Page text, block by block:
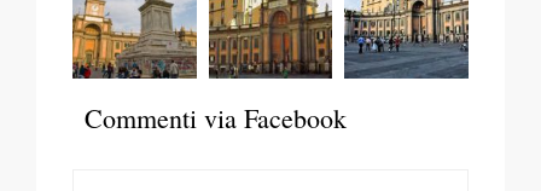
Commenti via Facebook